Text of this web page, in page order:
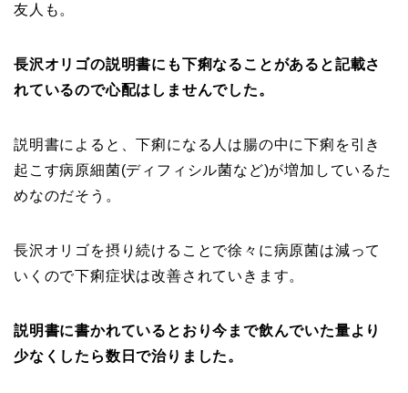
友人も。
長沢オリゴの説明書にも下痢なることがあると記載さ
れているので心配はしませんでした。
説明書によると、下痢になる人は腸の中に下痢を引き
起こす病原細菌(ディフィシル菌など)が増加しているた
めなのだそう。
長沢オリゴを摂り続けることで徐々に病原菌は減って
いくので下痢症状は改善されていきます。
説明書に書かれているとおり今まで飲んでいた量より
少なくしたら数日で治りました。